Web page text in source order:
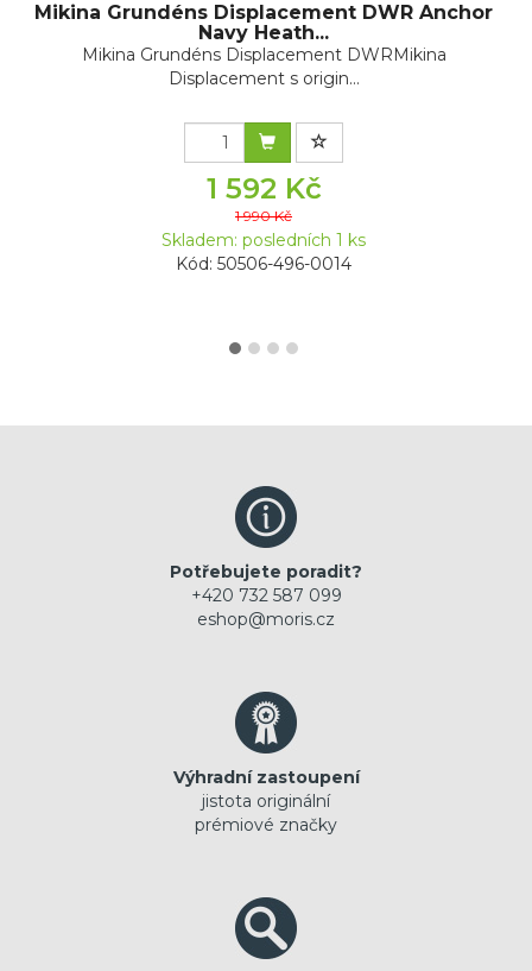
Mikina Grundéns Displacement DWR Anchor
Navy Heath...
Mikina Grundéns Displacement DWRMikina
Displacement s origin...
1 592 Kč
1 990 Kč
Skladem: posledních 1 ks
Kód: 50506-496-0014
Potřebujete poradit?
+420 732 587 099
eshop@moris.cz
Výhradní zastoupení
jistota originální
prémiové značky